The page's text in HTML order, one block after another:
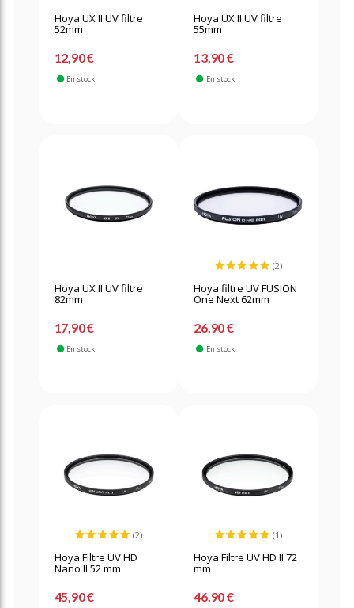
Hoya UX II UV filtre
52mm
12,90 €
En stock
Hoya UX II UV filtre
55mm
13,90 €
En stock
Hoya UX II UV filtre
82mm
17,90 €
En stock
(2)
Hoya filtre UV FUSION
One Next 62mm
26,90 €
En stock
(2)
Hoya Filtre UV HD
Nano II 52 mm
45,90 €
(1)
Hoya Filtre UV HD II 72
mm
46,90 €